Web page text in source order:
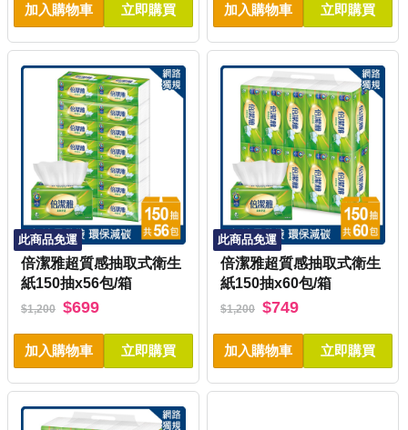
加入購物車 立即購買 加入購物車 立即購買
此商品免運
倍潔雅超質感抽取式衛生
紙150抽x56包/箱
$1,200 $699
加入購物車 立即購買
此商品免運
倍潔雅超質感抽取式衛生
紙150抽x60包/箱
$1,200 $749
加入購物車 立即購買